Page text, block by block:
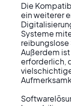
Die
ein weiterer
Systeme
reibungslose
Außerdem
erforderlich,